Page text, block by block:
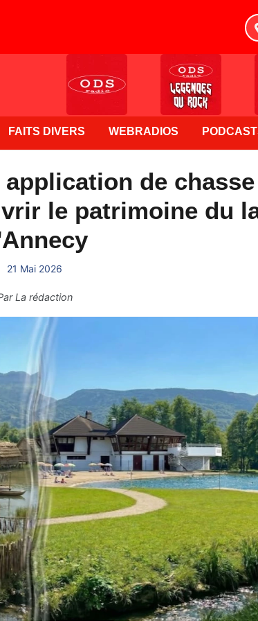
FAITS DIVERS WEBRADIOS
de
le patrimoine du
21 Mai 2026
La rédaction